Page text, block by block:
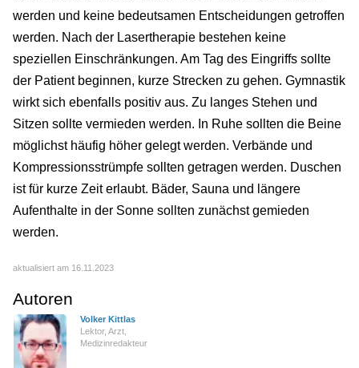
werden und keine bedeutsamen Entscheidungen getroffen
werden. Nach der Lasertherapie bestehen keine
speziellen Einschränkungen. Am Tag des Eingriffs sollte
der Patient beginnen, kurze Strecken zu gehen. Gymnastik
wirkt sich ebenfalls positiv aus. Zu langes Stehen und
Sitzen sollte vermieden werden. In Ruhe sollten die Beine
möglichst häufig höher gelegt werden. Verbände und
Kompressionsstrümpfe sollten getragen werden. Duschen
ist für kurze Zeit erlaubt. Bäder, Sauna und längere
Aufenthalte in der Sonne sollten zunächst gemieden
werden.
aktualisiert am 16.11.2023
Autoren
Volker Kittlas
Lektor, Arzt,
Medizinredakteur